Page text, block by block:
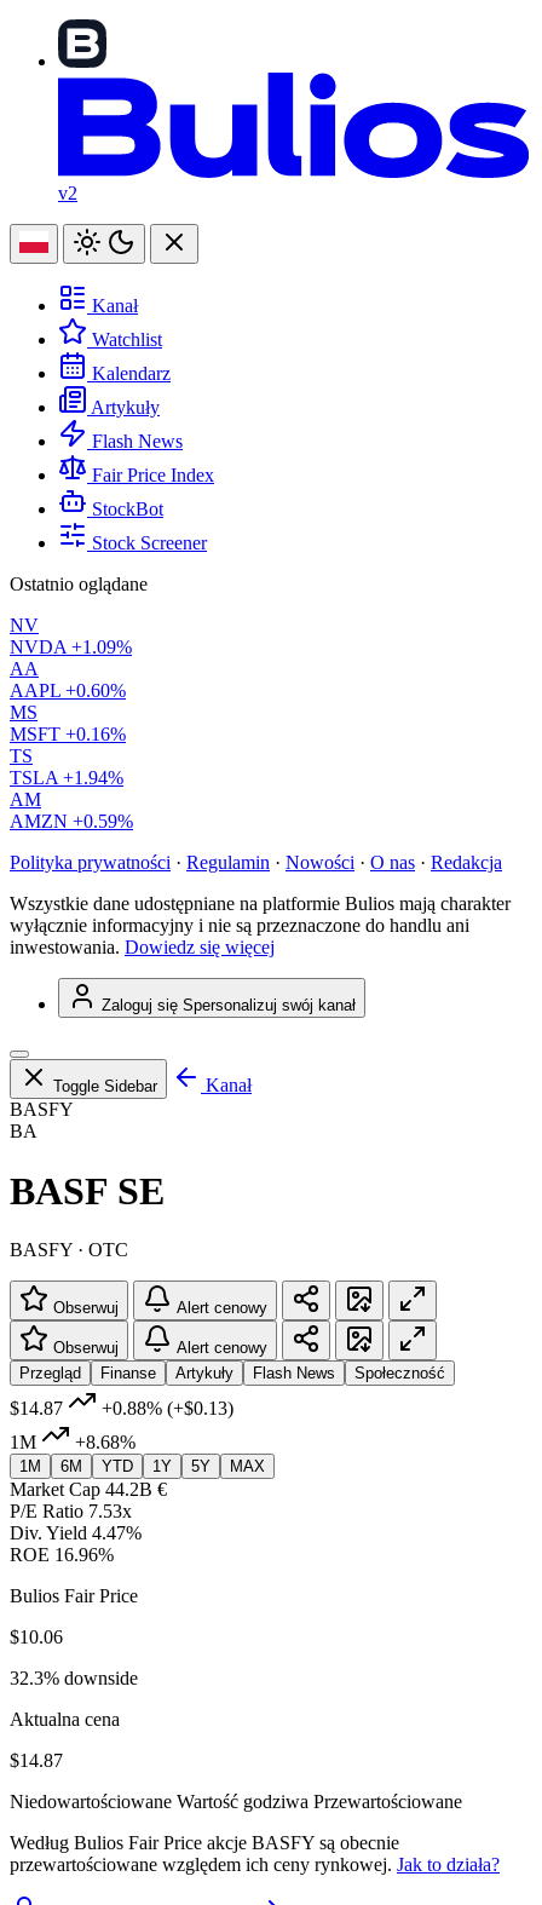
v2
Kanał
Watchlist
Kalendarz
Artykuły
Flash News
Fair Price Index
StockBot
Stock Screener
Ostatnio oglądane
NV
NVDA +1.09%
AA
AAPL +0.60%
MS
MSFT +0.16%
TS
TSLA +1.94%
AM
AMZN +0.59%
Polityka prywatności · Regulamin · Nowości · O nas · Redakcja
Wszystkie dane udostępniane na platformie Bulios mają charakter
wyłącznie informacyjny i nie są przeznaczone do handlu ani
inwestowania. Dowiedz się więcej
Zaloguj się Spersonalizuj swój kanał
Toggle Sidebar
Kanał
BASFY
BA
BASF SE
BASFY · OTC
Obserwuj Alert cenowy
Obserwuj
Alert cenowy
Przegląd
Finanse Artykuły Flash News Społeczność
$14.87 +0.88% (+$0.13)
1M
+8.68%
1M 6M YTD 1Y 5Y MAX
Market Cap 44.2B €
P/E Ratio 7.53x
Div. Yield 4.47%
ROE 16.96%
Bulios Fair Price
$10.06
32.3% downside
Aktualna cena
$14.87
Niedowartościowane Wartość godziwa Przewartościowane
Według Bulios Fair Price akcje BASFY są obecnie
przewartościowane względem ich ceny rynkowej. Jak to działa?